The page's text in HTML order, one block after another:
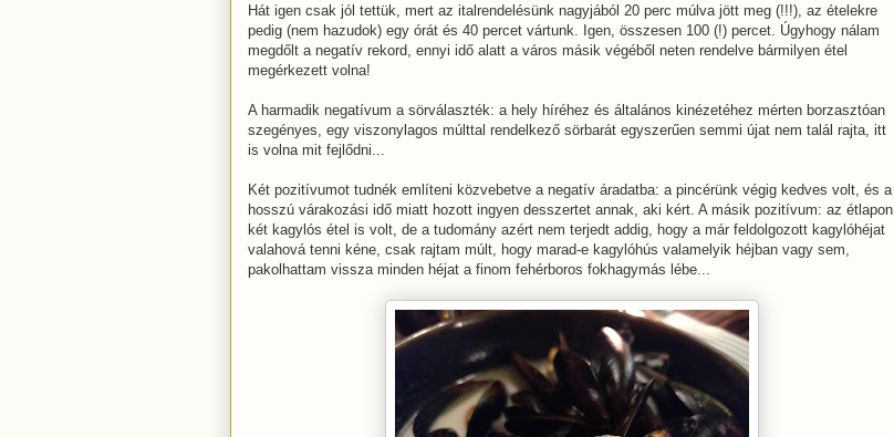
Hát igen csak jól tettük, mert az italrendelésünk nagyjából 20 perc múlva jött meg (!!!), az ételekre
pedig (nem hazudok) egy órát és 40 percet vártunk. Igen, összesen 100 (!) percet. Úgyhogy nálam
megdőlt a negatív rekord, ennyi idő alatt a város másik végéből neten rendelve bármilyen étel
megérkezett volna!
A harmadik negatívum a sörválaszték: a hely híréhez és általános kinézetéhez mérten borzasztóan
szegényes, egy viszonylagos múlttal rendelkező sörbarát egyszerűen semmi újat nem talál rajta, itt
is volna mit fejlődni...
Két pozitívumot tudnék említeni közvebetve a negatív áradatba: a pincérünk végig kedves volt, és a
hosszú várakozási idő miatt hozott ingyen desszertet annak, aki kért. A másik pozitívum: az étlapon
két kagylós étel is volt, de a tudomány azért nem terjedt addig, hogy a már feldolgozott kagylóhéjat
valahová tenni kéne, csak rajtam múlt, hogy marad-e kagylóhús valamelyik héjban vagy sem,
pakolhattam vissza minden héjat a finom fehérboros fokhagymás lébe...